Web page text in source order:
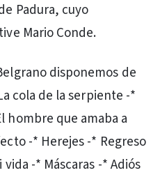
Padura, cuyo
Mario Conde.
disponemos de
cola de la serpiente -*
hombre que amaba a
-* Herejes -* Regreso
-* Máscaras -* Adiós